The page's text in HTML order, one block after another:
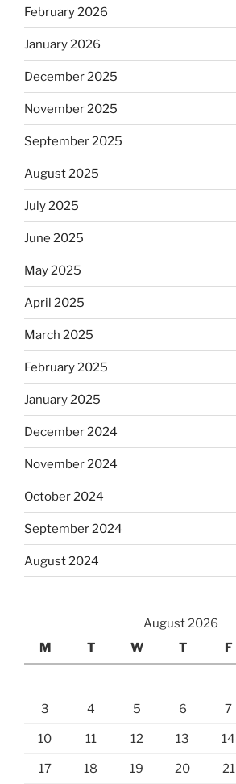
February 2026
January 2026
December 2025
November 2025
September 2025
August 2025
July 2025
June 2025
May 2025
April 2025
March 2025
February 2025
January 2025
December 2024
November 2024
October 2024
September 2024
August 2024
August 2026
M
T W T F
3 4 5 6 7
10 11 12 13 14
17 18 19 20 21